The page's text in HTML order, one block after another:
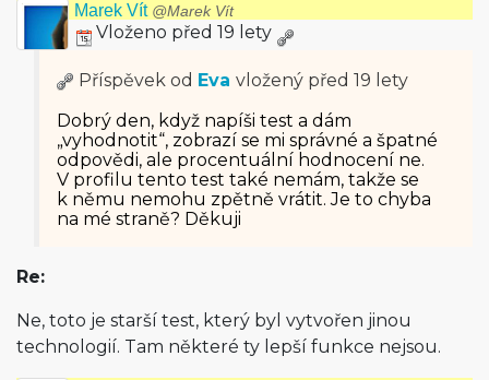
Marek Vít @Marek Vít
Vloženo před 19 lety
Příspěvek od Eva vložený před 19 lety
Dobrý den, když napíši test a dám
„vyhodnotit“, zobrazí se mi správné a špatné
odpovědi, ale procentuální hodnocení ne.
V profilu tento test také nemám, takže se
k němu nemohu zpětně vrátit. Je to chyba
na mé straně? Děkuji
Re:
Ne, toto je starší test, který byl vytvořen jinou
technologií. Tam některé ty lepší funkce nejsou.